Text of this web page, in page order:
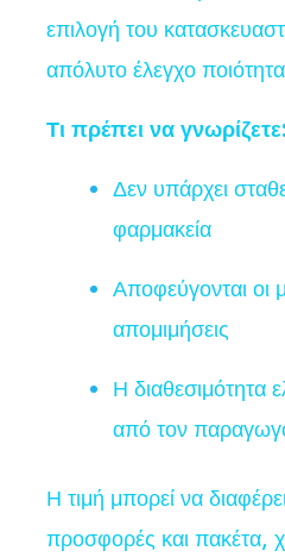
επιλογή του
απόλυτο έλεγχο
Τι πρέπει να γνωρίζετε:
Δεν υπάρχει
φαρμακεία
Αποφεύγονται οι
απομιμήσεις
Η διαθεσιμότητα
από τον
Η τιμή μπορεί να
προσφορές και πακέτα,